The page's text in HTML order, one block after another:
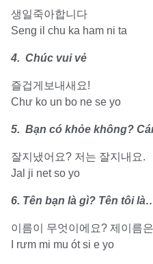
생일죽아합니다
Seng il chu ka ham ni ta
4. Chúc vui vẻ
즐겁게보내새요!
Chư ko un bo ne se yo
5. Bạn có khỏe không?
잘지냈어요? 저는 잘지내요.
Jal ji net so yo
6. Tên bạn là gì? Tên tôi
이름이 무엇이에요? 제이름
I rưm mi mu ót si e yo